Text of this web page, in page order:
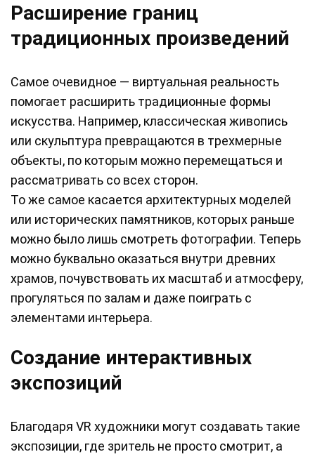
Расширение границ
традиционных произведений
Самое очевидное — виртуальная реальность
помогает расширить традиционные формы
искусства. Например, классическая живопись
или скульптура превращаются в трехмерные
объекты, по которым можно перемещаться и
рассматривать со всех сторон.
То же самое касается архитектурных моделей
или исторических памятников, которых раньше
можно было лишь смотреть фотографии. Теперь
можно буквально оказаться внутри древних
храмов, почувствовать их масштаб и атмосферу,
прогуляться по залам и даже поиграть с
элементами интерьера.
Создание интерактивных
экспозиций
Благодаря VR художники могут создавать такие
экспозиции, где зритель не просто смотрит, а